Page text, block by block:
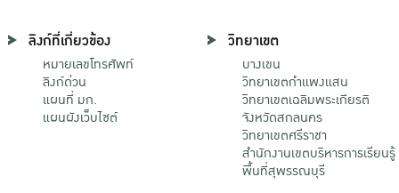
ลิงก์ที่เกี่ยวข้อง
หมายเลขโทรศัพท์
ลิงก์ด่วน
แผนที่ มก.
แผนผังเว็บไซต์
วิทยาเขต
บางเขน
วิทยาเขตกําแพงแสน
วิทยาเขตเฉลิมพระเกียรติ
จังหวัดสกลนคร
วิทยาเขตศรีราชา
สำนักงานเขตบริหารการเรียนรู้
พื้นที่สุพรรณบุรี